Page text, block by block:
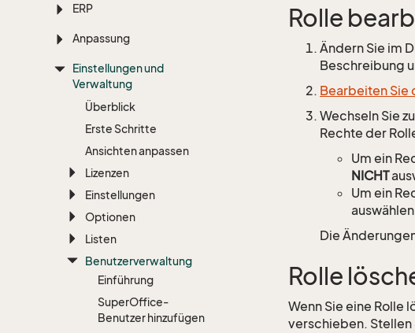
ERP
Anpassung
Einstellungen und
Verwaltung
Überblick
Erste Schritte
Ansichten anpassen
Lizenzen
Einstellungen
Optionen
Listen
Benutzerverwaltung
Einführung
SuperOffice-
Benutzer hinzufügen
Rolle
Ändern Sie im
Beschreibung
Bearbeiten Sie
Wechseln Sie
Rechte der
Um ein
NICHT
Um ein
Die
Rolle
Wenn Sie eine Rolle
verschieben. Stellen